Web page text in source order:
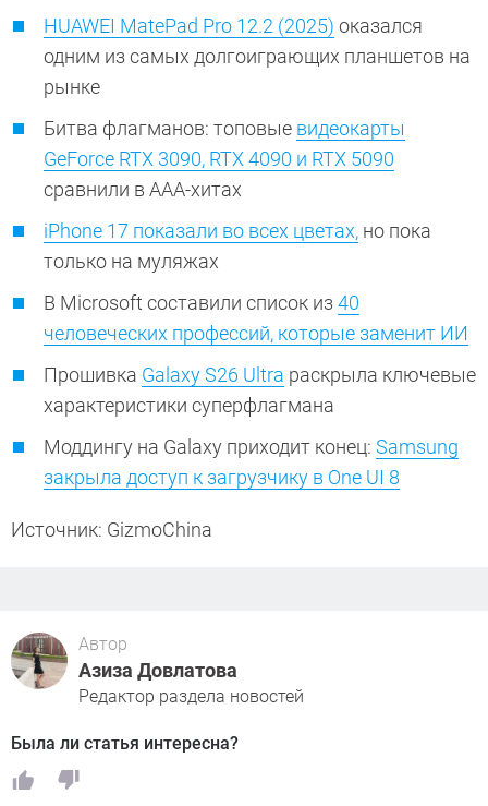
HUAWEI MatePad Pro 12.2 (2025) оказался
одним из самых долгоиграющих планшетов на
рынке
Битва флагманов: топовые видеокарты
GeForce RTX 3090, RTX 4090 и RTX 5090
сравнили в ААА-хитах
iPhone 17 показали во всех цветах, но пока
только на муляжах
В Microsoft составили список из 40
человеческих профессий, которые заменит ИИ
Прошивка Galaxy S26 Ultra раскрыла ключевые
характеристики суперфлагмана
Моддингу на Galaxy приходит конец: Samsung
закрыла доступ к загрузчику в One UI 8
Источник: GizmoChina
Автор
Азиза Довлатова
Редактор раздела новостей
Была ли статья интересна?